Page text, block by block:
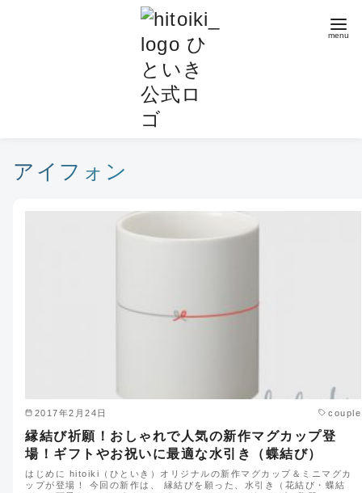
アイフォン
2017年2月24日 couple
縁結び祈願！おしゃれで人気の新作マグカップ登
場！ギフトやお祝いに最適な水引き（蝶結び）
はじめに hitoiki（ひといき）オリジナルの新作マグカップ＆ミニマグカ
ップが登場！ 今回の新作は、 縁結びを願った、水引き（花結び・蝶結